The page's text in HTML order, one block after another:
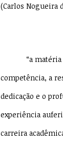
(Carlos Nogueira
“a
competência, a
dedicação e o
experiência
carreira